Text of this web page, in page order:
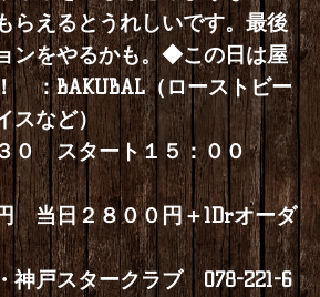
らえるとうれしいです。最後
ンをやるかも。◆この日は屋
：BAKUBAL（ローストビー
スなど）
３０ スタート１５：００
当日２８００円＋1Drオーダ
神戸スタークラブ 078-221-6